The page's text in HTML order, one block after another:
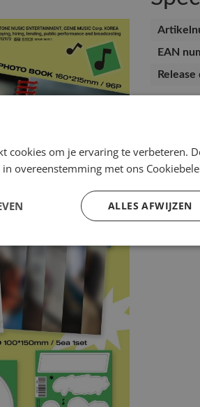
EAN
cookies om je ervaring te verbeteren.
overeenstemming met ons
ALLES AFWIJZEN